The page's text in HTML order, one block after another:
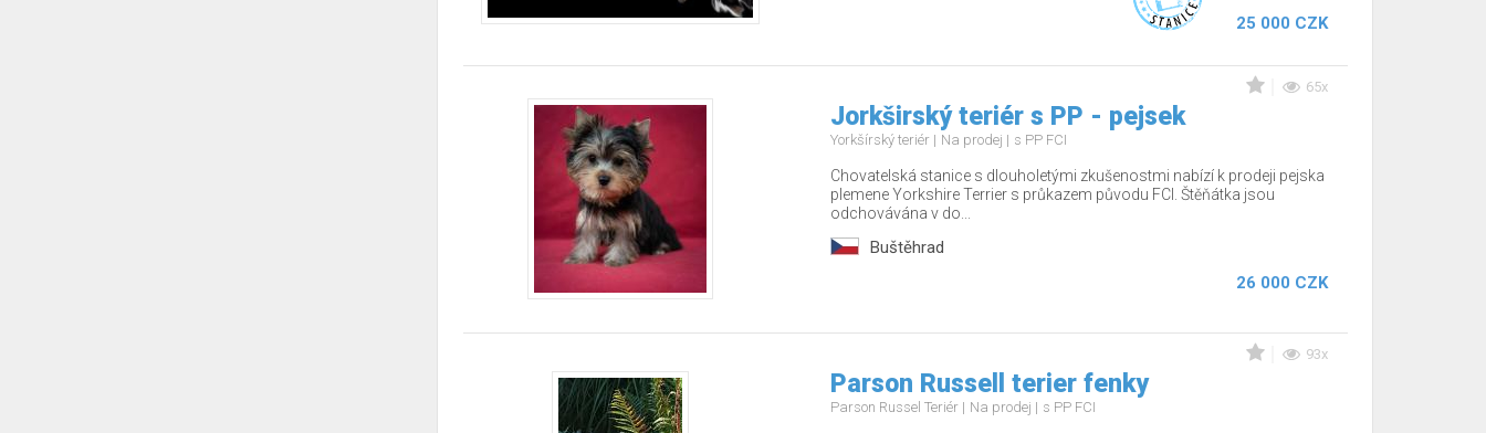
25 000 CZK
65x
Jorkširský teriér s PP - pejsek
Yorkšírský teriér Na prodej s PP FCI
Chovatelská stanice s dlouholetými zkušenostmi nabízí k prodeji pejska
plemene Yorkshire Terrier s průkazem původu FCI. Štěňátka jsou
odchovávána v do...
Buštěhrad
26 000 CZK
93x
Parson Russell terier fenky
Parson Russel Teriér Na prodej s PP FCI